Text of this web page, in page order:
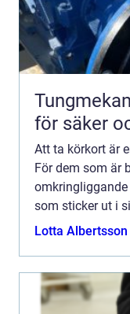
Tungmekanik i
för säker
Att ta körkort är
För dem som är
som sticker ut i
anpassade
Lotta Albertsson